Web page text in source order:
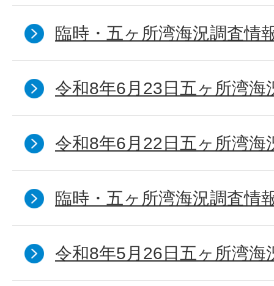
臨時・五ヶ所湾海況調査情
令和8年6月23日五ヶ所湾海
令和8年6月22日五ヶ所湾海
臨時・五ヶ所湾海況調査情
令和8年5月26日五ヶ所湾海